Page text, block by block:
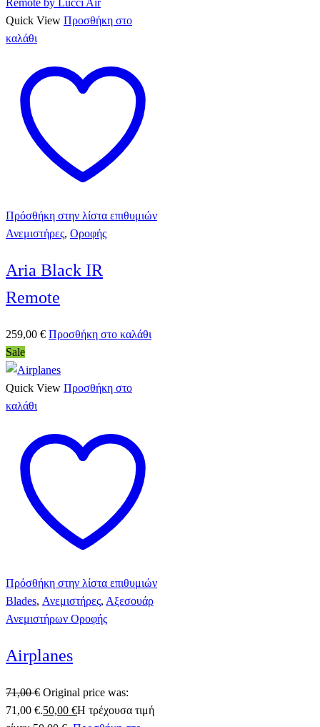
Quick View Προσθήκη στο
καλάθι
Πρόσθήκη στην λίστα επιθυμιών
Ανεμιστήρες, Οροφής
Aria Black IR
Remote
259,00 € Προσθήκη στο καλάθι
Sale
Quick View Προσθήκη στο
καλάθι
Πρόσθήκη στην λίστα επιθυμιών
Blades, Ανεμιστήρες, Αξεσουάρ
Ανεμιστήρων Οροφής
Airplanes
71,00€ Original price was:
71,00 €.50,00 €Η τρέχουσα τιμή